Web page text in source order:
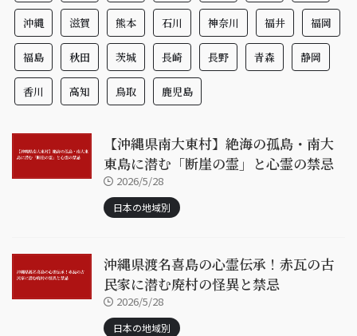
沖縄 滋賀 熊本 石川 神奈川 福井 福岡
福島 秋田 茨城 長崎 長野 青森 静岡
香川 高知 鳥取 鹿児島
【沖縄県南大東村】絶海の孤島・南大
東島に潜む「断崖の霊」と心霊の禁忌
2026/5/28
日本の地域別
沖縄県渡名喜島の心霊伝承！赤瓦の古
民家に潜む廃村の怪異と禁忌
2026/5/28
日本の地域別